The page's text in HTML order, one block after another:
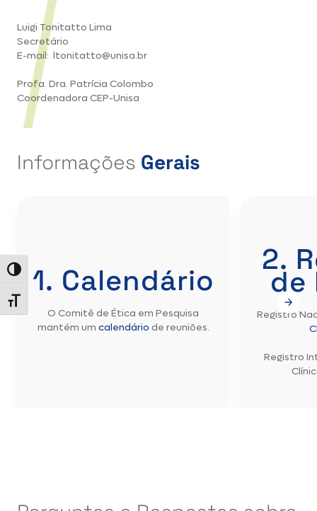
Alternar alto contraste
Alternar tamanho da fonte
Luigi Tonitatto Lima
Secretário
E-mail: ltonitatto@unisa.br
Profa. Dra. Patrícia Colombo
Coordenadora CEP-Unisa
Informações Gerais
1. Calendário
O Comitê de Ética em Pesquisa
mantém um calendário de reuniões.
2.
de
Registro
Registro